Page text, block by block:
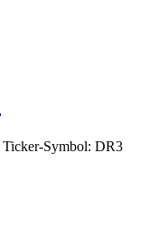
Ticker-Symbol: DR3